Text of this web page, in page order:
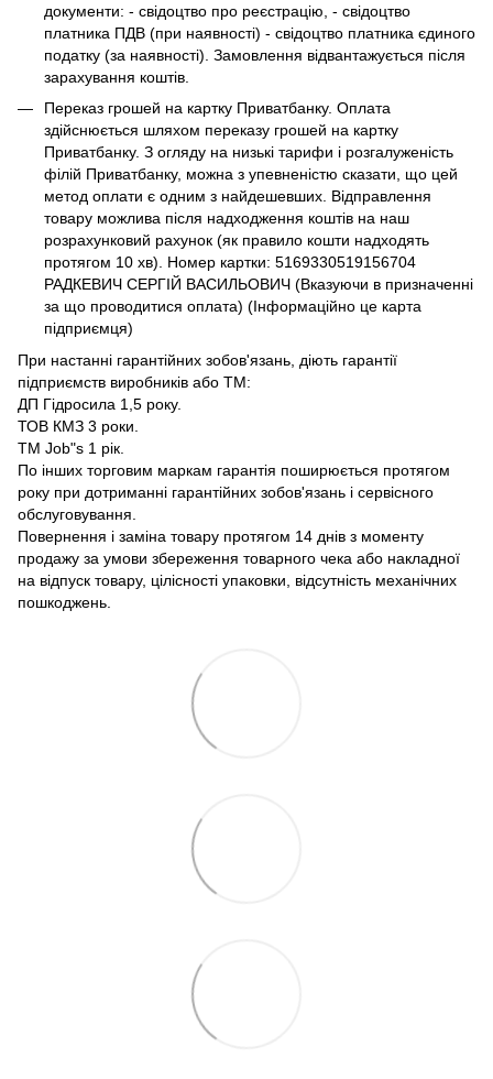
документи: - свідоцтво про реєстрацію, - свідоцтво
платника ПДВ (при наявності) - свідоцтво платника єдиного
податку (за наявності). Замовлення відвантажується після
зарахування коштів.
Переказ грошей на картку Приватбанку. Оплата
здійснюється шляхом переказу грошей на картку
Приватбанку. З огляду на низькі тарифи і розгалуженість
філій Приватбанку, можна з упевненістю сказати, що цей
метод оплати є одним з найдешевших. Відправлення
товару можлива після надходження коштів на наш
розрахунковий рахунок (як правило кошти надходять
протягом 10 хв). Номер картки: 5169330519156704
РАДКЕВИЧ СЕРГІЙ ВАСИЛЬОВИЧ (Вказуючи в призначенні
за що проводитися оплата) (Інформаційно це карта
підприємця)
При настанні гарантійних зобов'язань, діють гарантії
підприємств виробників або ТМ:
ДП Гідросила 1,5 року.
ТОВ КМЗ 3 роки.
ТМ Job"s 1 рік.
По інших торговим маркам гарантія поширюється протягом
року при дотриманні гарантійних зобов'язань і сервісного
обслуговування.
Повернення і заміна товару протягом 14 днів з моменту
продажу за умови збереження товарного чека або накладної
на відпуск товару, цілісності упаковки, відсутність механічних
пошкоджень.